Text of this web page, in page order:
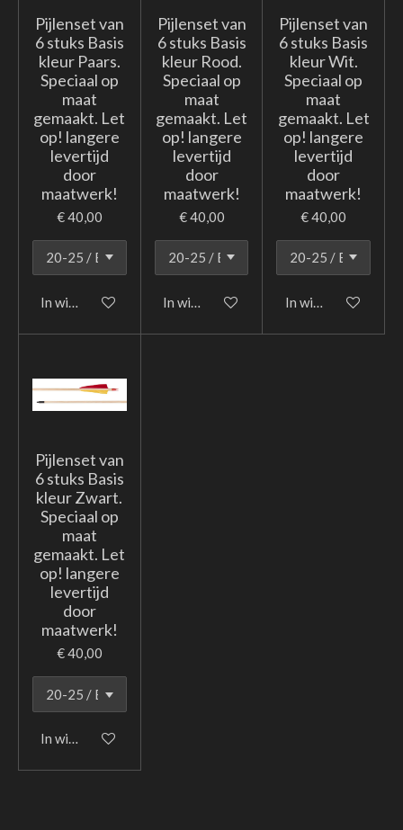
Pijlenset van
6 stuks Basis
kleur Paars.
Speciaal op
maat
gemaakt. Let
op! langere
levertijd
door
maatwerk!
€ 40,00
In winkelwagen
Pijlenset van
6 stuks Basis
kleur Rood.
Speciaal op
maat
gemaakt. Let
op! langere
levertijd
door
maatwerk!
€ 40,00
In winkelwagen
Pijlenset van
6 stuks Basis
kleur Wit.
Speciaal op
maat
gemaakt. Let
op! langere
levertijd
door
maatwerk!
€ 40,00
In winkelwagen
Pijlenset van
6 stuks Basis
kleur Zwart.
Speciaal op
maat
gemaakt. Let
op! langere
levertijd
door
maatwerk!
€ 40,00
In winkelwagen